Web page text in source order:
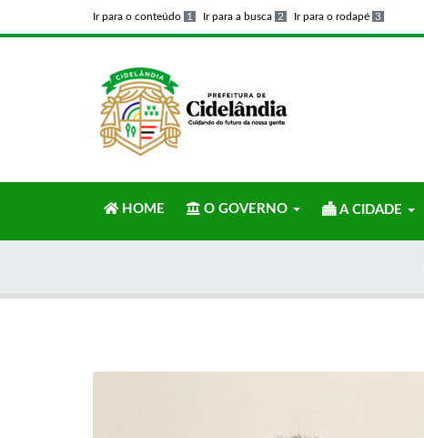
Ir para o conteúdo 1 Ir para a busca 2 Ir para o rodapé 3
HOME O GOVERNO A CIDADE